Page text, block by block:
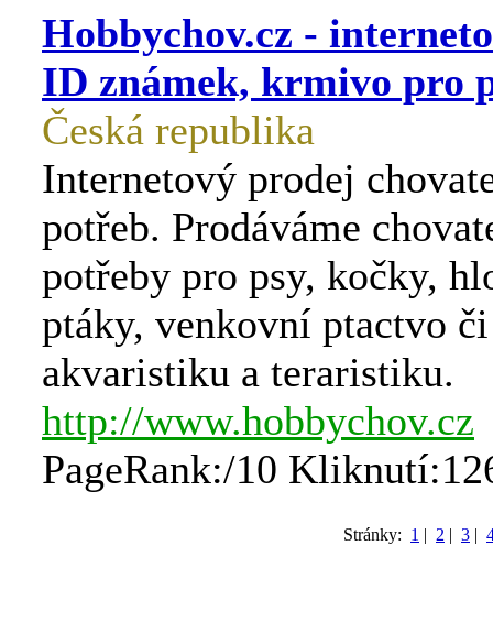
Hobbychov.cz -
ID známek, krmivo pro
Česká republika
Internetový prodej
potřeb. Prodáváme
potřeby pro psy, kočky,
ptáky, venkovní ptactvo
akvaristiku a teraristiku.
http://www.hobbychov.cz
PageRank:/10
Stránky: 1 | 2 | 3 |